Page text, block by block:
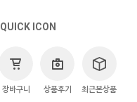
QUICK ICON
장바구니 상품후기 최근본상품